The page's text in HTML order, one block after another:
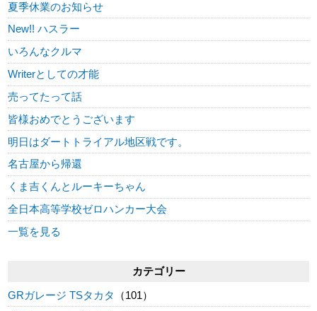
夏季休業のお知らせ
New!! ハスラー
いろんなクルマ
Writerとしての才能
売ってたって話
皆様おめでとうございます
明日はダートトライアル地区戦です。
名古屋から帰還
くま吉くんとルーキーちゃん
全日本高等学校ゼロハンカー大会
一覧を見る
カテゴリー
GRガレージ TSタカタ
（101）